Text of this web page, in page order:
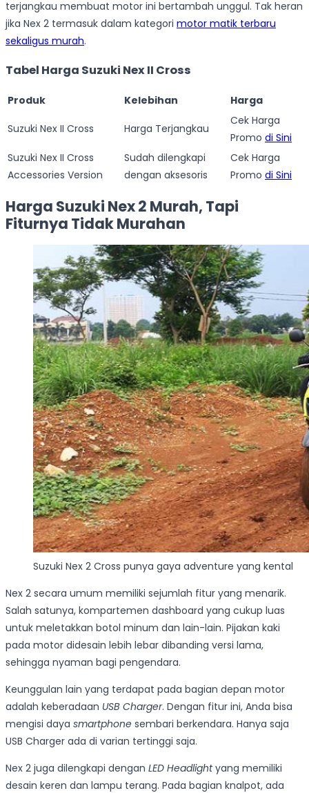
terjangkau membuat motor ini bertambah unggul. Tak heran
jika Nex 2 termasuk dalam kategori motor matik terbaru
sekaligus murah.
Tabel Harga Suzuki Nex II Cross
Produk Kelebihan Harga
Suzuki Nex II Cross Harga Terjangkau
Cek Harga
Promo di Sini
Suzuki Nex II Cross
Accessories Version
Sudah dilengkapi
dengan aksesoris
Cek Harga
Promo di Sini
Harga Suzuki Nex 2 Murah, Tapi
Fiturnya Tidak Murahan
Suzuki Nex 2 Cross punya gaya adventure yang kental
Nex 2 secara umum memiliki sejumlah fitur yang menarik.
Salah satunya, kompartemen dashboard yang cukup luas
untuk meletakkan botol minum dan lain-lain. Pijakan kaki
pada motor didesain lebih lebar dibanding versi lama,
sehingga nyaman bagi pengendara.
Keunggulan lain yang terdapat pada bagian depan motor
adalah keberadaan USB Charger. Dengan fitur ini, Anda bisa
mengisi daya smartphone sembari berkendara. Hanya saja
USB Charger ada di varian tertinggi saja.
Nex 2 juga dilengkapi dengan LED Headlightyang memiliki
desain keren dan lampu terang. Pada bagian knalpot, ada